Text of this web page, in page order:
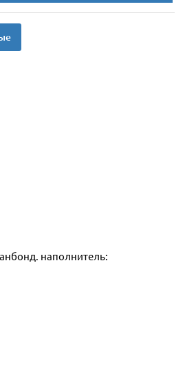
наполнитель: